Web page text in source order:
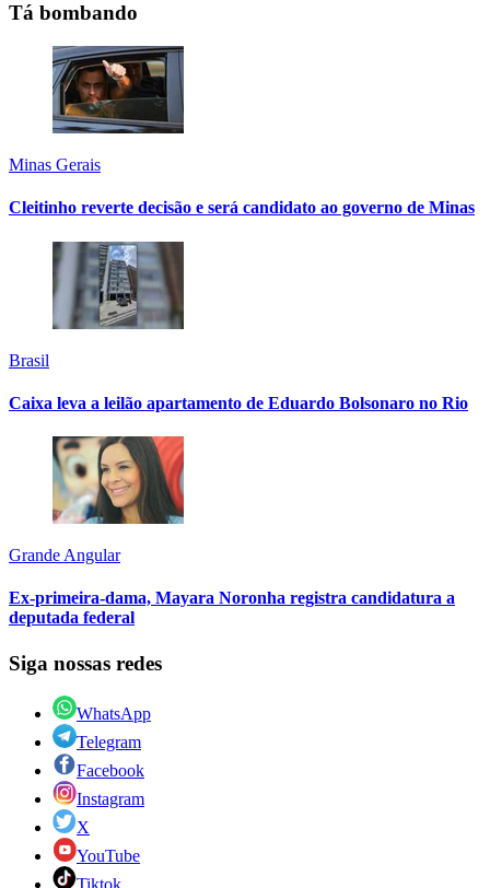
Tá bombando
Minas Gerais
Cleitinho reverte decisão e será candidato ao governo de Minas
Brasil
Caixa leva a leilão apartamento de Eduardo Bolsonaro no Rio
Grande Angular
Ex-primeira-dama, Mayara Noronha registra candidatura a
deputada federal
Siga nossas redes
WhatsApp
Telegram
Facebook
Instagram
X
YouTube